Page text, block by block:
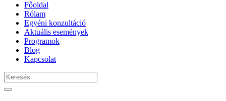
Főoldal
Rólam
Egyéni konzultáció
Aktuális események
Programok
Blog
Kapcsolat